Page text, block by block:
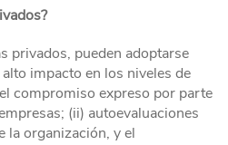
privados, pueden adoptarse
impacto en los niveles de
compromiso expreso por parte
(ii) autoevaluaciones
la organización, y el